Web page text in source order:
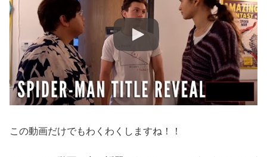
この動画だけでもわくわくしますね！！